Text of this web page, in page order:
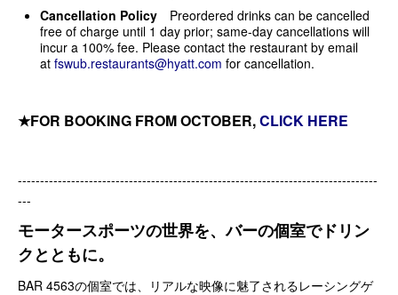
Cancellation Policy Preordered drinks can be cancelled
free of charge until 1 day prior; same-day cancellations will
incur a 100% fee. Please contact the restaurant by email
at fswub.restaurants@hyatt.com for cancellation.
★FOR BOOKING FROM OCTOBER,CLICK HERE
---------------------------------------------------------------------------------
---
モータースポーツの世界を、バーの個室でドリン
クとともに。
BAR 4563の個室では、リアルな映像に魅了されるレーシングゲ